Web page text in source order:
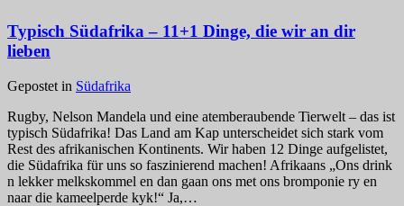
Typisch Südafrika – 11+1 Dinge, die wir an dir
lieben
Gepostet in Südafrika
Rugby, Nelson Mandela und eine atemberaubende Tierwelt – das ist
typisch Südafrika! Das Land am Kap unterscheidet sich stark vom
Rest des afrikanischen Kontinents. Wir haben 12 Dinge aufgelistet,
die Südafrika für uns so faszinierend machen! Afrikaans „Ons drink
n lekker melkskommel en dan gaan ons met ons bromponie ry en
naar die kameelperde kyk!“ Ja,…